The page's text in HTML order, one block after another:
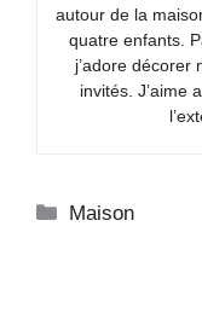
autour de la
quatre enfants.
j’adore décorer
invités. J’aime
Catégories
Maison